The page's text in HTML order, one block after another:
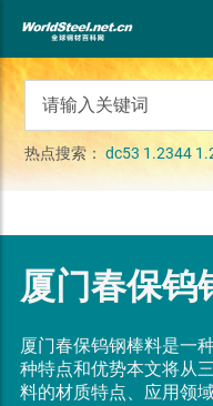
热点搜索：dc53 1.2344
厦门春保钨
厦门春保钨钢棒料是一
种特点和优势本文将从
料的材质特点、应用领